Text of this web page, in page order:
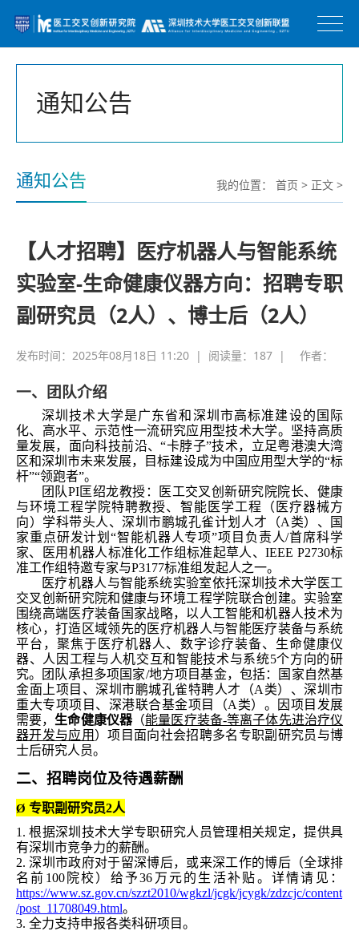
通知公告
通知公告 我的位置： 首页 > 正文 >
【人才招聘】医疗机器人与智能系统
实验室-生命健康仪器方向：招聘专职
副研究员（2人）、博士后（2人）
发布时间：2025年08月18日 11:20 | 阅读量： 187 | 作者：
一、团队介绍
深圳技术大学是广东省和深圳市高标准建设的国际
化、高水平、示范性一流研究应用型技术大学。坚持高质
量发展，面向科技前沿、“卡脖子”技术，立足粤港澳大湾
区和深圳市未来发展，目标建设成为中国应用型大学的“标
杆”“领跑者”。
团队PI匡绍龙教授：医工交叉创新研究院院长、健康
与环境工程学院特聘教授、智能医学工程（医疗器械方
向）学科带头人、深圳市鹏城孔雀计划人才（A 类）、国
家重点研发计划“智能机器人专项”项目负责人/首席科学
家、医用机器人标准化工作组标准起草人、IEEE P2730标
准工作组特邀专家与P3177标准组发起人之一。
医疗机器人与智能系统实验室依托深圳技术大学医工
交叉创新研究院和健康与环境工程学院联合创建。实验室
围绕高端医疗装备国家战略，以人工智能和机器人技术为
核心，打造区域领先的医疗机器人与智能医疗装备与系统
平台，聚焦于医疗机器人、数字诊疗装备、生命健康仪
器、人因工程与人机交互和智能技术与系统5个方向的研
究。团队承担多项国家/地方项目基金，包括：国家自然基
金面上项目、深圳市鹏城孔雀特聘人才（A类）、深圳市
重大专项项目、深港联合基金项目（A类）。因项目发展
需要，生命健康仪器 （能量医疗装备-等离子体先进治疗仪
器开发与应用 ）项目面向社会招聘多名专职副研究员与博
士后研究人员。
二、招聘岗位及待遇薪酬
Ø 专职副研究员2人
1.根据深圳技术大学专职研究人员管理相关规定，提供具
有深圳市竞争力的薪酬。
2.深圳市政府对于留深博后，或来深工作的博后（全球排
名前100院校）给予36 万元的生活补贴。详情请见：
https://www.sz.gov.cn/szzt2010/wgkzl/jcgk/jcygk/zdzcjc/content
/post_11708049.html。
3. 全力支持申报各类科研项目。